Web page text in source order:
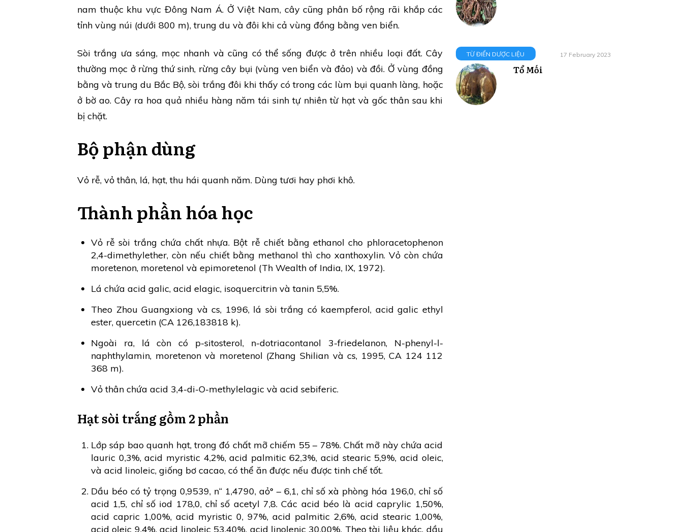
nam thuộc khu vực Đông Nam Á. Ở Việt Nam, cây cũng phân bố rộng rãi khắp các
tỉnh vùng núi (dưới 800 m), trung du và đôi khi cả vùng đồng bằng ven biển.
Sòi trắng ưa sáng, mọc nhanh và cũng có thể sống được ở trên nhiều loại đất. Cây
thường mọc ở rừng thứ sinh, rừng cây bụi (vùng ven biển và đảo) và đồi. Ở vùng đồng
bằng và trung du Bắc Bộ, sòi trắng đôi khi thấy có trong các lùm bụi quanh làng, hoặc
ở bờ ao. Cây ra hoa quả nhiều hàng năm tái sinh tự nhiên từ hạt và gốc thân sau khi
bị chặt.
Bộ phận dùng
Vỏ rễ, vỏ thân, lá, hạt, thu hái quanh năm. Dùng tươi hay phơi khô.
Thành phần hóa học
Vỏ rễ sòi trắng chứa chất nhựa. Bột rễ chiết bằng ethanol cho phloracetophenon
2,4-dimethylether, còn nếu chiết bằng methanol thì cho xanthoxylin. Vỏ còn chứa
moretenon, moretenol và epimoretenol (Th Wealth of India, IX, 1972).
Lá chứa acid galic, acid elagic, isoquercitrin và tanin 5,5%.
Theo Zhou Guangxiong và cs, 1996, lá sòi trắng có kaempferol, acid galic ethyl
ester, quercetin (CA 126,183818 k).
Ngoài ra, lá còn có p-sitosterol, n-dotriacontanol 3-friedelanon, N-phenyl-l-
naphthylamin, moretenon và moretenol (Zhang Shilian và cs, 1995, CA 124 112
368 m).
Vỏ thân chứa acid 3,4-di-O-methylelagic và acid sebiferic.
Hạt sòi trắng gồm 2 phần
Lớp sáp bao quanh hạt, trong đó chất mỡ chiếm 55 – 78%. Chất mỡ này chứa acid
lauric 0,3%, acid myristic 4,2%, acid palmitic 62,3%, acid stearic 5,9%, acid oleic,
và acid linoleic, giống bơ cacao, có thể ăn được nếu được tinh chế tốt.
Dầu béo có tỷ trọng 0,9539, n“ 1,4790, aỏ° – 6,1, chỉ số xà phòng hóa 196,0, chỉ số
acid 1,5, chỉ số iod 178,0, chỉ số acetyl 7,8. Các acid béo là acid caprylic 1,50%,
acid capric 1,00%, acid myristic 0, 97%, acid palmitic 2,6%, acid stearic 1,00%,
acid oleic 9,4%, acid linoleic 53,40%, acid linolenic 30,00%. Theo tài liệu khác, dầu
TỪ ĐIỂN DƯỢC LIỆU 17 February 2023
Tổ Mối